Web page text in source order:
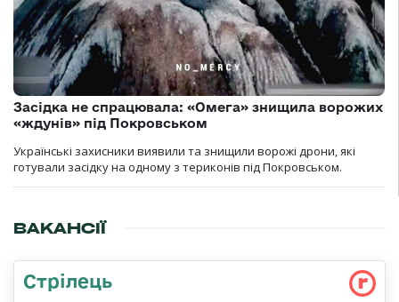
Засідка не спрацювала: «Омега» знищила ворожих
«ждунів» під Покровськом
Українські захисники виявили та знищили ворожі дрони, які
готували засідку на одному з териконів під Покровськом.
ВАКАНСІЇ
Стрілець